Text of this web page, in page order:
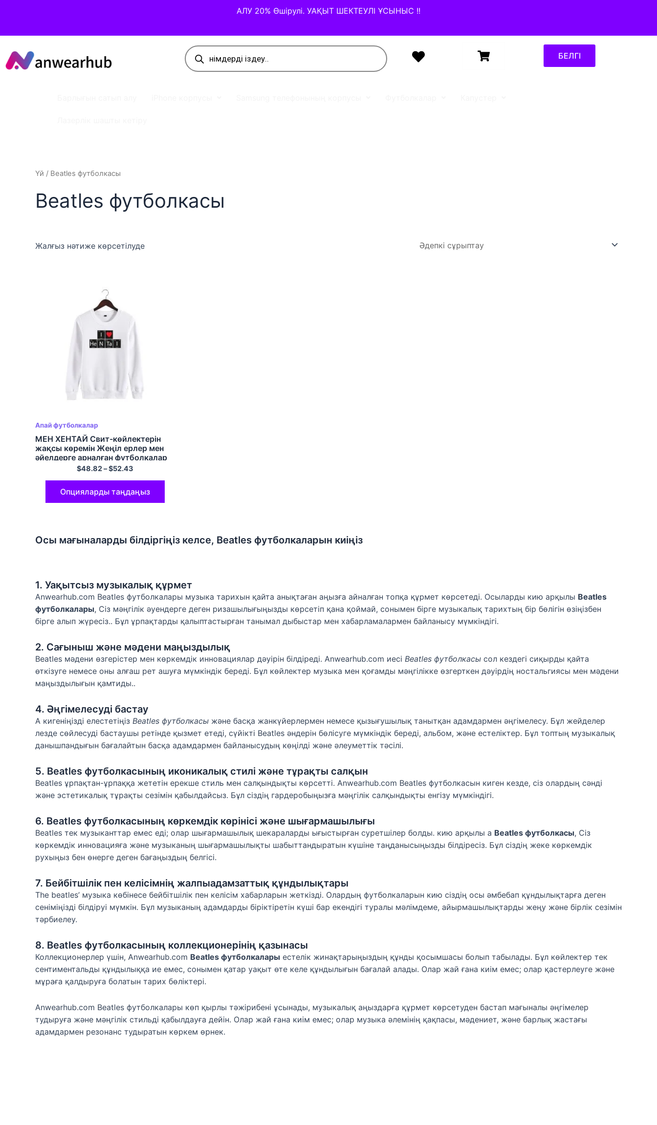
АЛУ 20% Өшірулі. УАҚЫТ ШЕКТЕУЛІ ҰСЫНЫС !!
БЕЛГІ
Үй / Beatles футболкасы
Beatles футболкасы
Жалғыз нәтиже көрсетілуде
Апай футболкалар
МЕН ХЕНТАЙ Свит-көйлектерін
жақсы көремін Жеңіл ерлер мен
әйелдерге арналған футболкалар
Түрлі түсті$48.82–$52.43
Опцияларды таңдаңыз
Осы мағыналарды білдіргіңіз келсе, Beatles футболкаларын киіңіз
1. Уақытсыз музыкалық құрмет
Anwearhub.com Beatles футболкалары музыка тарихын қайта анықтаған аңызға айналған топқа құрмет көрсетеді. Осыларды кию арқылы Beatles
футболкалары, Сіз мәңгілік әуендерге деген ризашылығыңызды көрсетіп қана қоймай, сонымен бірге музыкалық тарихтың бір бөлігін өзіңізбен
бірге алып жүресіз.. Бұл ұрпақтарды қалыптастырған танымал дыбыстар мен хабарламалармен байланысу мүмкіндігі.
2. Сағыныш және мәдени маңыздылық
Beatles мәдени өзгерістер мен көркемдік инновациялар дәуірін білдіреді. Anwearhub.com иесі Beatles футболкасы сол кездегі сиқырды қайта
өткізуге немесе оны алғаш рет ашуға мүмкіндік береді. Бұл көйлектер музыка мен қоғамды мәңгілікке өзгерткен дәуірдің ностальгиясы мен мәдени
маңыздылығын қамтиды..
4. Әңгімелесуді бастау
А кигеніңізді елестетіңіз Beatles футболкасы және басқа жанкүйерлермен немесе қызығушылық танытқан адамдармен әңгімелесу. Бұл жейделер
лезде сөйлесуді бастаушы ретінде қызмет етеді, сүйікті Beatles әндерін бөлісуге мүмкіндік береді, альбом, және естеліктер. Бұл топтың музыкалық
данышпандығын бағалайтын басқа адамдармен байланысудың көңілді және әлеуметтік тәсілі.
5. Beatles футболкасының иконикалық стилі және тұрақты салқын
Beatles ұрпақтан-ұрпаққа жететін ерекше стиль мен салқындықты көрсетті. Anwearhub.com Beatles футболкасын киген кезде, сіз олардың сәнді
және эстетикалық тұрақты сезімін қабылдайсыз. Бұл сіздің гардеробыңызға мәңгілік салқындықты енгізу мүмкіндігі.
6. Beatles футболкасының көркемдік көрінісі және шығармашылығы
Beatles тек музыканттар емес еді; олар шығармашылық шекараларды ығыстырған суретшілер болды. кию арқылы а Beatles футболкасы, Сіз
көркемдік инновацияға және музыканың шығармашылықты шабыттандыратын күшіне таңданысыңызды білдіресіз. Бұл сіздің жеке көркемдік
рухыңыз бен өнерге деген бағаңыздың белгісі.
7. Бейбітшілік пен келісімнің жалпыадамзаттық құндылықтары
The beatles’ музыка көбінесе бейбітшілік пен келісім хабарларын жеткізді. Олардың футболкаларын кию сіздің осы әмбебап құндылықтарға деген
сеніміңізді білдіруі мүмкін. Бұл музыканың адамдарды біріктіретін күші бар екендігі туралы мәлімдеме, айырмашылықтарды жеңу және бірлік сезімін
тәрбиелеу.
8. Beatles футболкасының коллекционерінің қазынасы
Коллекционерлер үшін, Anwearhub.com Beatles футболкалары естелік жинақтарыңыздың құнды қосымшасы болып табылады. Бұл көйлектер тек
сентиментальды құндылыққа ие емес, сонымен қатар уақыт өте келе құндылығын бағалай алады. Олар жай ғана киім емес; олар қастерлеуге және
мұраға қалдыруға болатын тарих бөліктері.
Anwearhub.com Beatles футболкалары көп қырлы тәжірибені ұсынады, музыкалық аңыздарға құрмет көрсетуден бастап мағыналы әңгімелер
тудыруға және мәңгілік стильді қабылдауға дейін. Олар жай ғана киім емес; олар музыка әлемінің қақпасы, мәдениет, және барлық жастағы
адамдармен резонанс тудыратын көркем өрнек.